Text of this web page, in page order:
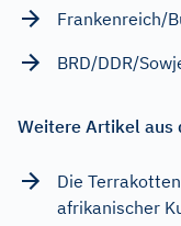
Frankenreich/
BRD/DDR/
Weitere Artikel aus
Die
afrikanischer